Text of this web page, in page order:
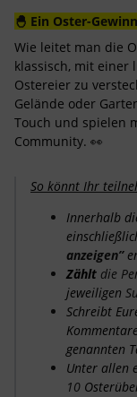
🐣 Ein Oster-
Wie leitet man die
klassisch, mit einer
Ostereier zu
Gelände oder
Touch und spielen
Community. 👀
So könnt Ihr
Innerhalb
anzeigen”
Zählt die
jeweiligen
Schreibt
genannten
Unter allen
10